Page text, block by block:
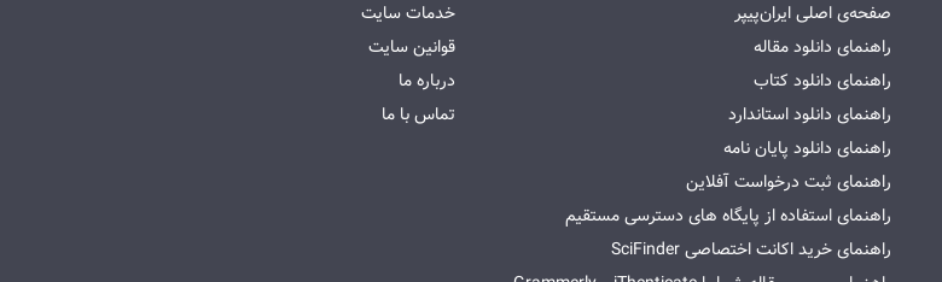
صفحه‌ی اصلی ایران‌پیپر
راهنمای دانلود مقاله
راهنمای دانلود کتاب
راهنمای دانلود استاندارد
راهنمای دانلود پایان نامه
راهنمای ثبت درخواست آفلاین
راهنمای استفاده از پایگاه های دسترسی مستقیم
راهنمای خرید اکانت اختصاصی SciFinder
خدمات سایت
قوانین سایت
درباره ما
تماس با ما